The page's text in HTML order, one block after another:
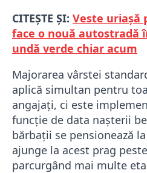
CITEȘTE ȘI: Veste uriașă
face o nouă autostradă
undă verde chiar acum
Majorarea vârstei
aplică simultan pentru
angajați, ci este
funcție de data nașterii
bărbații se pensionează
ajunge la acest prag
parcurgând mai multe